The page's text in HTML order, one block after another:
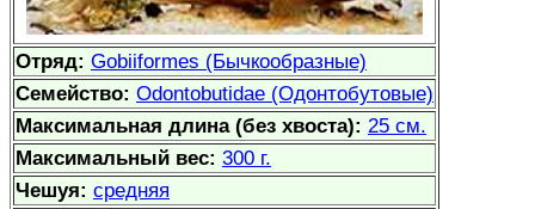
Отряд: Gobiiformes (Бычкообразные)
Семейство: Odontobutidae (Одонтобутовые)
Максимальная длина (без хвоста): 25 см.
Максимальный вес: 300 г.
Чешуя: средняя